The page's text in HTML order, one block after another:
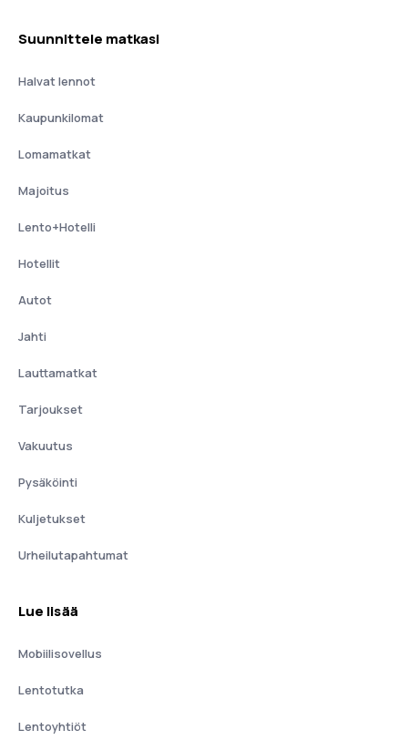
Suunnittele matkasi
Halvat lennot
Kaupunkilomat
Lomamatkat
Majoitus
Lento+Hotelli
Hotellit
Autot
Jahti
Lauttamatkat
Tarjoukset
Vakuutus
Pysäköinti
Kuljetukset
Urheilutapahtumat
Lue lisää
Mobiilisovellus
Lentotutka
Lentoyhtiöt